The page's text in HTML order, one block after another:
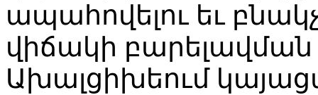
ապահովելու եւ
վիճակի
Ախալցիխեում